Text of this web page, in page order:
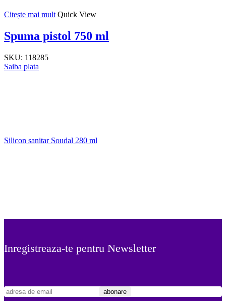
Citește mai mult Quick View
Spuma pistol 750 ml
SKU: 118285
Saiba plata
Silicon sanitar Soudal 280 ml
Inregistreaza-te pentru Newsletter